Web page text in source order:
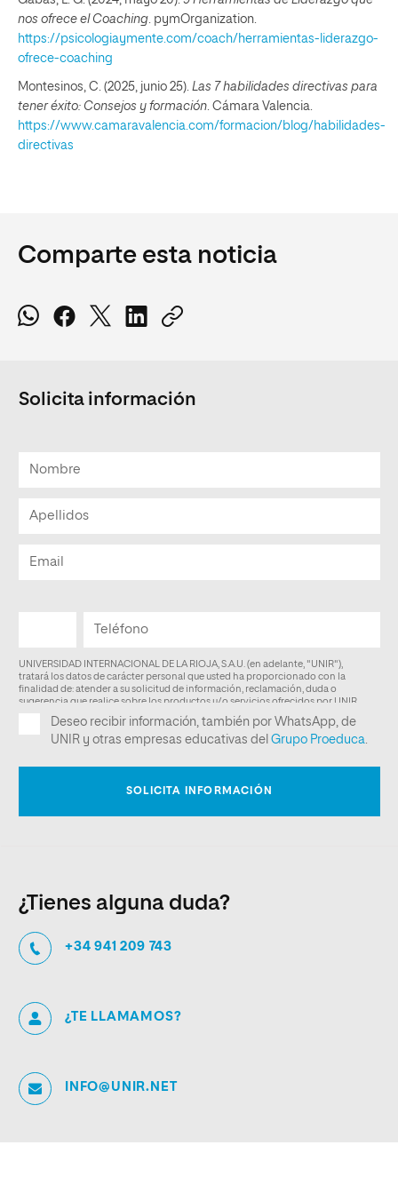
nos ofrece el Coaching. pymOrganization.
https://psicologiaymente.com/coach/herramientas-liderazgo-
ofrece-coaching
Montesinos, C. (2025, junio 25). Las 7 habilidades directivas para
tener éxito: Consejos y formación. Cámara Valencia.
https://www.camaravalencia.com/formacion/blog/habilidades-
directivas
Comparte esta noticia
Solicita información
¿Tienes alguna duda?
+34 941 209 743
¿TE LLAMAMOS?
INFO@UNIR.NET